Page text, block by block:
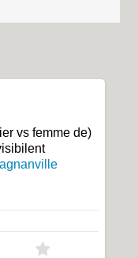
vs femme de)